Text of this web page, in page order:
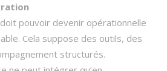
pouvoir devenir opérationnelle
Cela suppose des outils, des
structurés.